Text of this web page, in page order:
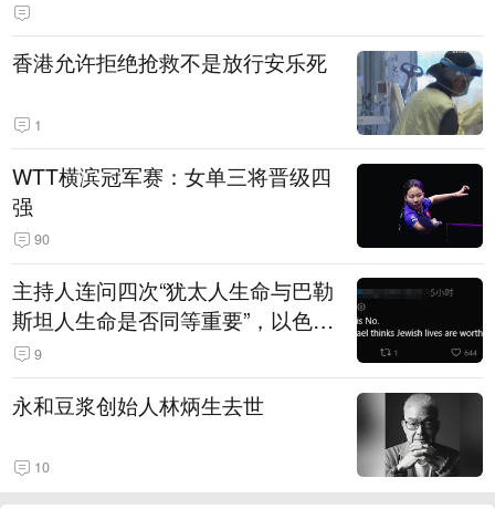
香港允许拒绝抢救不是放行安乐死
1
WTT横滨冠军赛：女单三将晋级四
强
90
主持人连问四次“犹太人生命与巴勒
斯坦人生命是否同等重要”，以色列
极右翼定居运动领导人装傻回避
9
永和豆浆创始人林炳生去世
10